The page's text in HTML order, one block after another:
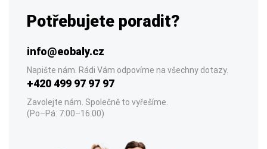
Potřebujete poradit?
info@eobaly.cz
Napište nám. Rádi Vám odpovíme na všechny dotazy.
+420 499 97 97 97
Zavolejte nám. Společně to vyřešíme.
(Po–Pá: 7:00–16:00)